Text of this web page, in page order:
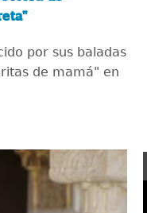
por sus baladas
de mamá" en